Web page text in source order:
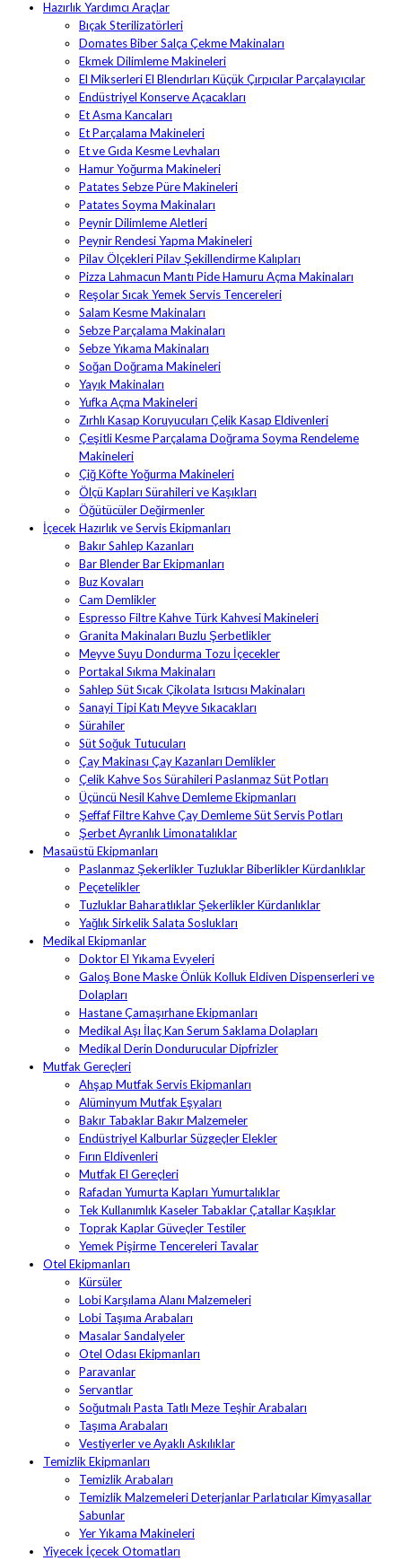
Hazırlık Yardımcı Araçlar
Bıçak Sterilizatörleri
Domates Biber Salça Çekme Makinaları
Ekmek Dilimleme Makineleri
El Mikserleri El Blendırları Küçük Çırpıcılar Parçalayıcılar
Endüstriyel Konserve Açacakları
Et Asma Kancaları
Et Parçalama Makineleri
Et ve Gıda Kesme Levhaları
Hamur Yoğurma Makineleri
Patates Sebze Püre Makineleri
Patates Soyma Makinaları
Peynir Dilimleme Aletleri
Peynir Rendesi Yapma Makineleri
Pilav Ölçekleri Pilav Şekillendirme Kalıpları
Pizza Lahmacun Mantı Pide Hamuru Açma Makinaları
Reşolar Sıcak Yemek Servis Tencereleri
Salam Kesme Makinaları
Sebze Parçalama Makinaları
Sebze Yıkama Makinaları
Soğan Doğrama Makineleri
Yayık Makinaları
Yufka Açma Makineleri
Zırhlı Kasap Koruyucuları Çelik Kasap Eldivenleri
Çeşitli Kesme Parçalama Doğrama Soyma Rendeleme
Makineleri
Çiğ Köfte Yoğurma Makineleri
Ölçü Kapları Sürahileri ve Kaşıkları
Öğütücüler Değirmenler
İçecek Hazırlık ve Servis Ekipmanları
Bakır Sahlep Kazanları
Bar Blender Bar Ekipmanları
Buz Kovaları
Cam Demlikler
Espresso Filtre Kahve Türk Kahvesi Makineleri
Granita Makinaları Buzlu Şerbetlikler
Meyve Suyu Dondurma Tozu İçecekler
Portakal Sıkma Makinaları
Sahlep Süt Sıcak Çikolata Isıtıcısı Makinaları
Sanayi Tipi Katı Meyve Sıkacakları
Sürahiler
Süt Soğuk Tutucuları
Çay Makinası Çay Kazanları Demlikler
Çelik Kahve Sos Sürahileri Paslanmaz Süt Potları
Üçüncü Nesil Kahve Demleme Ekipmanları
Şeffaf Filtre Kahve Çay Demleme Süt Servis Potları
Şerbet Ayranlık Limonatalıklar
Masaüstü Ekipmanları
Paslanmaz Şekerlikler Tuzluklar Biberlikler Kürdanlıklar
Peçetelikler
Tuzluklar Baharatlıklar Şekerlikler Kürdanlıklar
Yağlık Sirkelik Salata Soslukları
Medikal Ekipmanlar
Doktor El Yıkama Evyeleri
Galoş Bone Maske Önlük Kolluk Eldiven Dispenserleri ve
Dolapları
Hastane Çamaşırhane Ekipmanları
Medikal Aşı İlaç Kan Serum Saklama Dolapları
Medikal Derin Dondurucular Dipfrizler
Mutfak Gereçleri
Ahşap Mutfak Servis Ekipmanları
Alüminyum Mutfak Eşyaları
Bakır Tabaklar Bakır Malzemeler
Endüstriyel Kalburlar Süzgeçler Elekler
Fırın Eldivenleri
Mutfak El Gereçleri
Rafadan Yumurta Kapları Yumurtalıklar
Tek Kullanımlık Kaseler Tabaklar Çatallar Kaşıklar
Toprak Kaplar Güveçler Testiler
Yemek Pişirme Tencereleri Tavalar
Otel Ekipmanları
Kürsüler
Lobi Karşılama Alanı Malzemeleri
Lobi Taşıma Arabaları
Masalar Sandalyeler
Otel Odası Ekipmanları
Paravanlar
Servantlar
Soğutmalı Pasta Tatlı Meze Teşhir Arabaları
Taşıma Arabaları
Vestiyerler ve Ayaklı Askılıklar
Temizlik Ekipmanları
Temizlik Arabaları
Temizlik Malzemeleri Deterjanlar Parlatıcılar Kimyasallar
Sabunlar
Yer Yıkama Makineleri
Yiyecek İçecek Otomatları